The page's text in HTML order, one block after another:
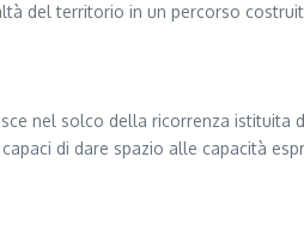
del territorio in un percorso
nel solco della ricorrenza istituita
di dare spazio alle capacità